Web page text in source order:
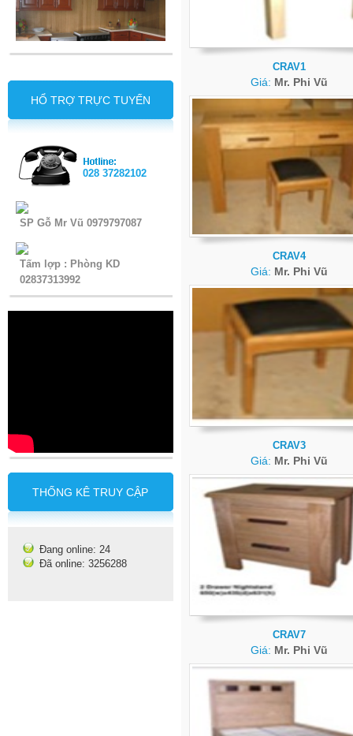
HỔ TRỢ TRỰC TUYẾN
028 37282102
SP Gỗ Mr Vũ 0979797087
Tấm lợp : Phòng KD
02837313992
THỐNG KÊ TRUY CẬP
Đang online: 24
Đã online: 3256288
CRAV1
Giá: Mr. Phi Vũ
CRAV4
Giá: Mr. Phi Vũ
CRAV3
Giá: Mr. Phi Vũ
CRAV7
Giá: Mr. Phi Vũ